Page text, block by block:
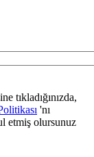
tıkladığınızda,
'nı
etmiş olursunuz